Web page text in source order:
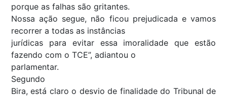
porque as falhas são gritantes.
Nossa ação segue, não ficou prejudicada e vamos
recorrer a todas as instâncias
jurídicas para evitar essa imoralidade que estão
fazendo com o TCE”, adiantou o
parlamentar.
Segundo
Bira, está claro o desvio de finalidade do Tribunal de